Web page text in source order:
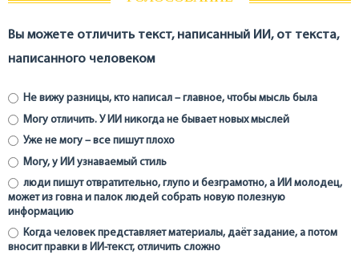
Вы можете отличить текст, написанный ИИ, от текста,
написанного человеком
Не вижу разницы, кто написал – главное, чтобы мысль была
Могу отличить. У ИИ никогда не бывает новых мыслей
Уже не могу – все пишут плохо
Могу, у ИИ узнаваемый стиль
люди пишут отвратительно, глупо и безграмотно, а ИИ молодец,
может из говна и палок людей собрать новую полезную
информацию
Когда человек представляет материалы, даёт задание, а потом
вносит правки в ИИ-текст, отличить сложно